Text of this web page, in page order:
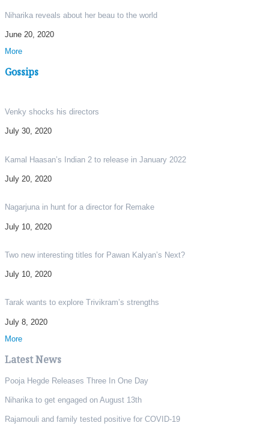
Niharika reveals about her beau to the world
June 20, 2020
More
Gossips
Venky shocks his directors
July 30, 2020
Kamal Haasan’s Indian 2 to release in January 2022
July 20, 2020
Nagarjuna in hunt for a director for Remake
July 10, 2020
Two new interesting titles for Pawan Kalyan’s Next?
July 10, 2020
Tarak wants to explore Trivikram’s strengths
July 8, 2020
More
Latest News
Pooja Hegde Releases Three In One Day
Niharika to get engaged on August 13th
Rajamouli and family tested positive for COVID-19